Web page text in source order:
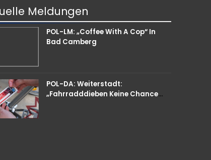
Meldungen
POL-LM: „Coffee With A Cop“ In
Bad Camberg
POL-DA: Weiterstadt:
„Fahrradddieben Keine Chance